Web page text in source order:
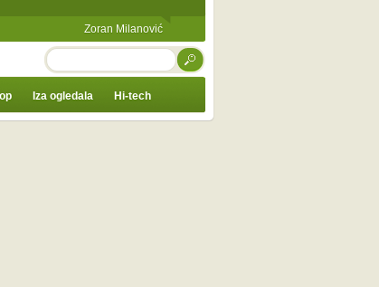
Zoran Milanović
TRAŽI
Iza ogledala Hi-tech